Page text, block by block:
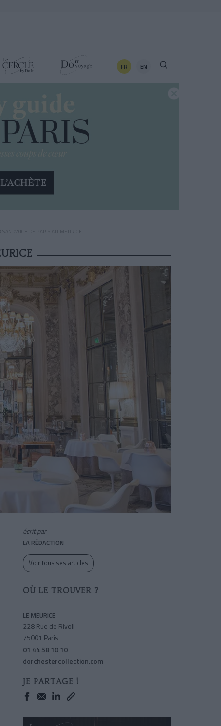
FR EN
SANDWICH DE PARIS AU MEURICE
écrit par
LA RÉDACTION
Voir tous ses articles
OÙ LE TROUVER ?
LE MEURICE
228 Rue de Rivoli
75001 Paris
01 44 58 10 10
dorchestercollection.com
JE PARTAGE !